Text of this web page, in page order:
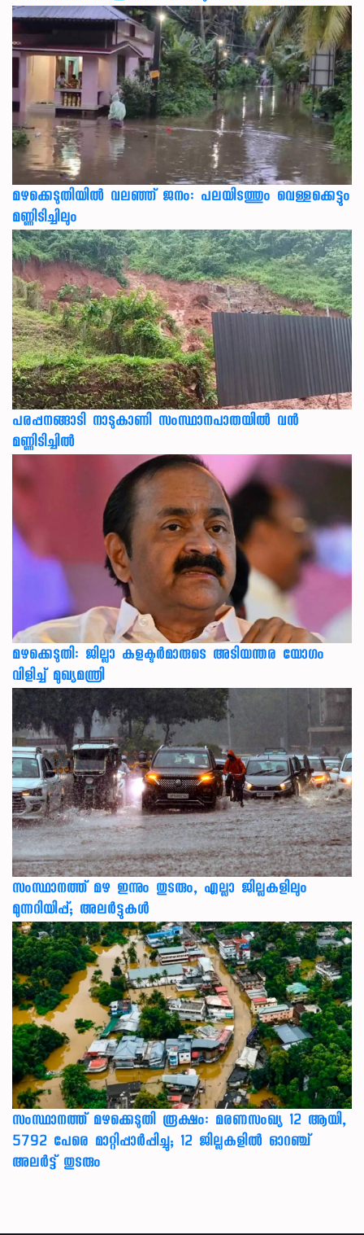
മഴക്കെടുതിയിൽ വലഞ്ഞ് ജനം: പലയിടത്തും വെള്ളക്കെട്ടും
മണ്ണിടിച്ചിലും
പരപ്പനങ്ങാടി നാടുകാണി സംസ്ഥാനപാതയില്‍ വന്‍
മണ്ണിടിച്ചില്‍
മഴക്കെടുതി: ജില്ലാ കളക്ടർമാരുടെ അടിയന്തര യോഗം
വിളിച്ച് മുഖ്യമന്ത്രി
സംസ്ഥാനത്ത് മഴ ഇന്നും തുടരും, എല്ലാ ജില്ലകളിലും
മുന്നറിയിപ്പ്; അലർട്ടുകൾ
സംസ്ഥാനത്ത് മഴക്കെടുതി രൂക്ഷം: മരണസംഖ്യ 12 ആയി,
5792 പേരെ മാറ്റിപ്പാർപ്പിച്ചു; 12 ജില്ലകളിൽ ഓറഞ്ച്
അലർട്ട് തുടരും